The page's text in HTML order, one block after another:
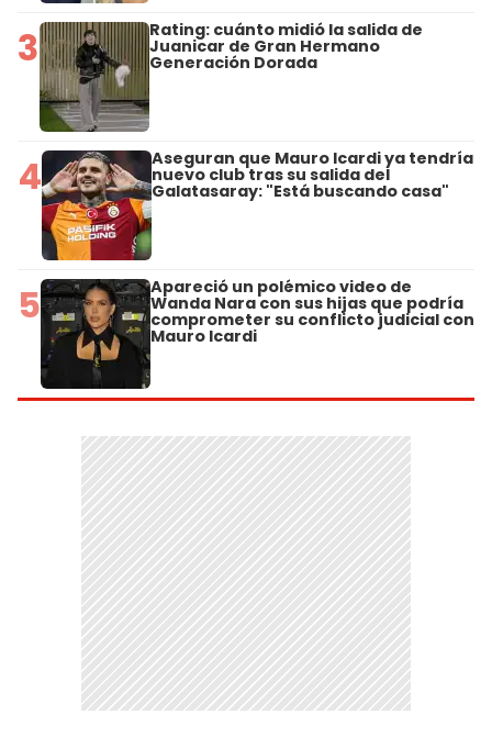
3 Rating: cuánto midió la salida de
Juanicar de Gran Hermano
Generación Dorada
4 Aseguran que Mauro Icardi ya tendría
nuevo club tras su salida del
Galatasaray: "Está buscando casa"
5 Apareció un polémico video de
Wanda Nara con sus hijas que podría
comprometer su conflicto judicial con
Mauro Icardi